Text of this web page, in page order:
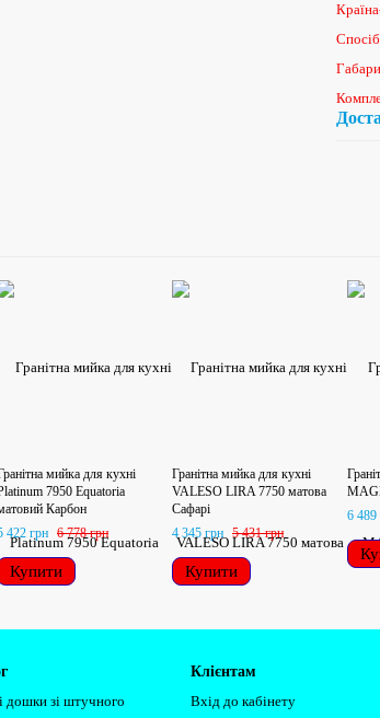
мийка для кухні
7950 Equatoria
Карбон
422 грн 6 778 грн
Купити
Гранітна мийка для кухні
VALESO LIRA 7750 матова
Сафарі
4 345 грн 5 431 грн
Купити
6 489
дошки зі штучного
Клієнтам
Вхід до кабінету